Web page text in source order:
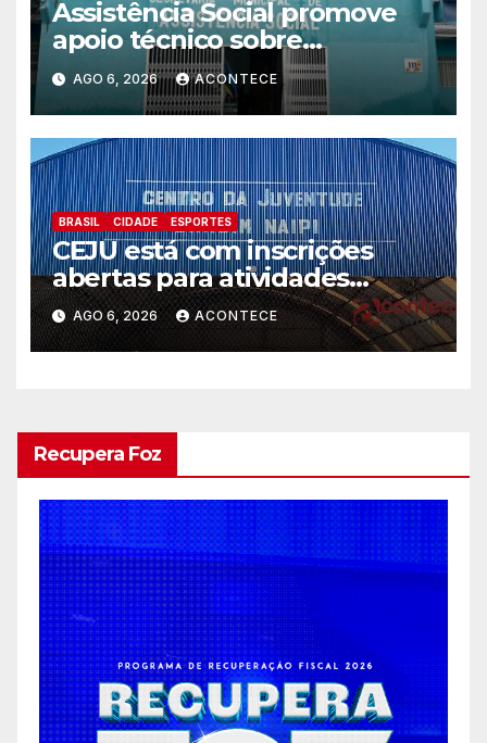
Assistência Social promove
apoio técnico sobre
preparação e resposta a
situações de emergência e
calamidade pública
AGO 6, 2026 ACONTECE
BRASIL CIDADE ESPORTES
CEJU está com inscrições
abertas para atividades
gratuitas
AGO 6, 2026 ACONTECE
Recupera Foz